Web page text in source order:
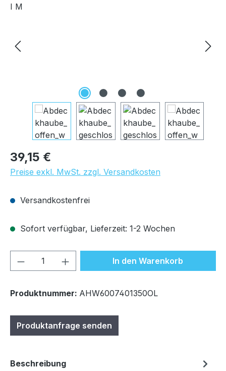
Regulärer Preis:
39,15 €
Preise exkl. MwSt. zzgl. Versandkosten
Versandkostenfrei
Sofort verfügbar, Lieferzeit: 1-2 Wochen
Produkt Anzahl: Gib denIn den Warenkorb
Produktnummer: AHW6007401350OL
Produktanfrage senden
Beschreibung